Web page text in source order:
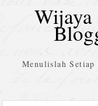
Menulislah